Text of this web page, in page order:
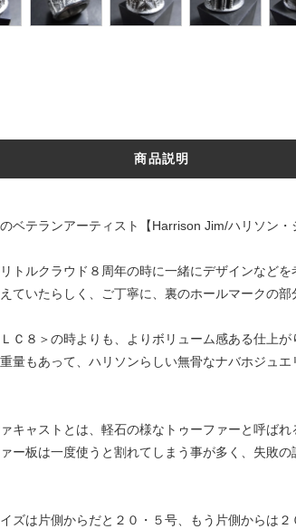
商品説明
ベテランアーティスト【Harrison Jim/ハリソン
トルクラウド８周年の時に一緒にデザインなど
ていたらしく、ご丁寧に、裏のホールマークの
Ｃ８＞の時よりも、よりボリューム感ある仕上
量もあって、ハリソンらしい無骨なナバホジュエ
ァキャストとは、軽石の様なトゥーファーと呼ば
ァー板は一度使うと割れてしまう事が多く、失敗
ズは片側からだと２０・５号、もう片側からは２